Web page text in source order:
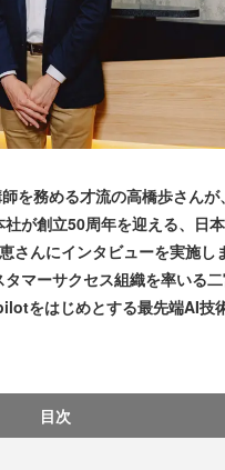
を務める才流の高橋歩さんが
が創立50周年を迎える、日
さんにインタビューを実施し
マーサクセス組織を率いる
をはじめとする最先端AI技
目次